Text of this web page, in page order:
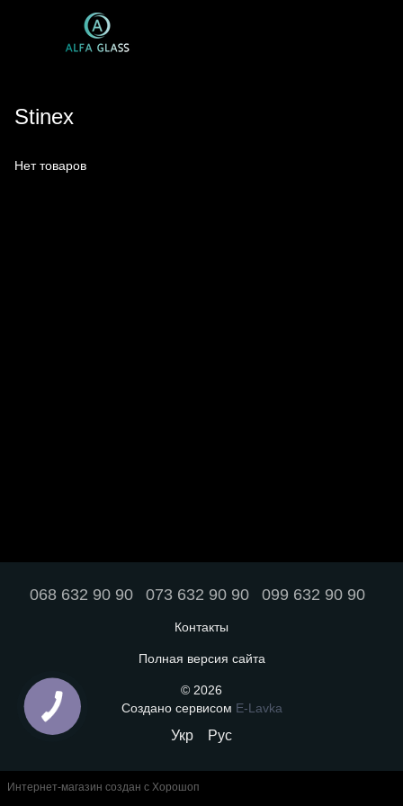
Stinex
Нет товаров
068 632 90 90 073 632 90 90 099 632 90 90
Контакты
Полная версия сайта
© 2026
Создано сервисом E-Lavka
Укр Рус
Интернет-магазин создан с Хорошоп